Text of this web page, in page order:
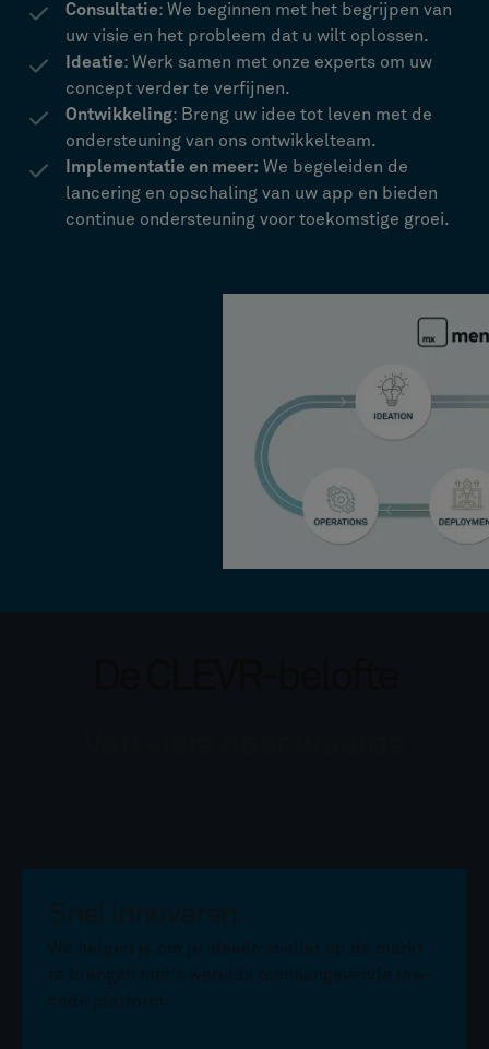
Consultatie: We beginnen met het begrijpen van
uw visie en het probleem dat u wilt oplossen.
Ideatie: Werk samen met onze experts om uw
concept verder te verfijnen.
Ontwikkeling: Breng uw idee tot leven met de
ondersteuning van ons ontwikkelteam.
Implementatie en meer: We begeleiden de
lancering en opschaling van uw app en bieden
continue ondersteuning voor toekomstige groei.